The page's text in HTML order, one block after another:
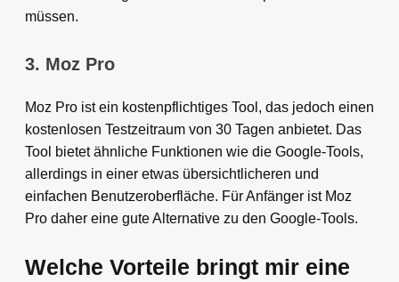
müssen.
3. Moz Pro
Moz Pro ist ein kostenpflichtiges Tool, das jedoch einen
kostenlosen Testzeitraum von 30 Tagen anbietet. Das
Tool bietet ähnliche Funktionen wie die Google-Tools,
allerdings in einer etwas übersichtlicheren und
einfachen Benutzeroberfläche. Für Anfänger ist Moz
Pro daher eine gute Alternative zu den Google-Tools.
Welche Vorteile bringt mir eine